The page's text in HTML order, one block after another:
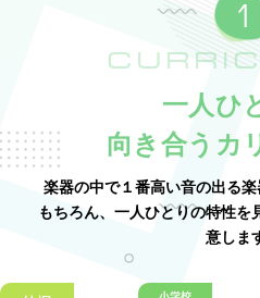
一人ひ
向き合うカ
楽器の中で１番高い音の出る
もちろん、一人ひとりの特性を
意しま